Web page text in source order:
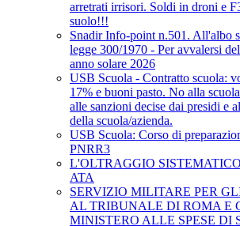
arretrati irrisori. Soldi in droni e
suolo!!!
Snadir Info-point n.501. All'albo
legge 300/1970 - Per avvalersi
anno solare 2026
USB Scuola - Contratto scuola:
17% e buoni pasto. No alla
alle sanzioni decise dai presidi e
della scuola/azienda.
USB Scuola: Corso di
PNRR3
L'OLTRAGGIO
ATA
SERVIZIO MILITARE PER
AL TRIBUNALE DI ROMA E
MINISTERO ALLE SPESE DI